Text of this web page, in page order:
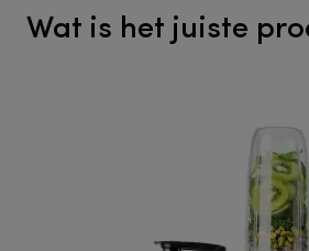
Wat is het juiste